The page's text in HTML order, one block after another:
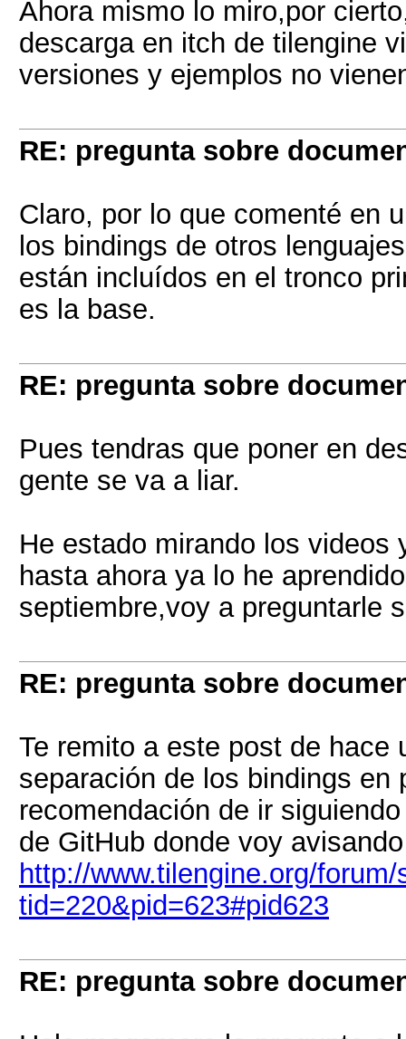
Ahora mismo lo miro,por
descarga en itch de tilengine
versiones y ejemplos no
RE: pregunta sobre
Claro, por lo que comenté en
los bindings de otros
están incluídos en el tronco
es la base.
RE: pregunta sobre
Pues tendras que poner en
gente se va a liar.
He estado mirando los videos
hasta ahora ya lo he
septiembre,voy a preguntarle
RE: pregunta sobre
Te remito a este post de hace
separación de los bindings
recomendación de ir
de GitHub donde voy
http://www.tilengine.org/
tid=220&pid=623#pid623
RE: pregunta sobre